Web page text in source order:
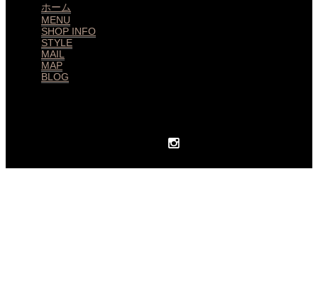
ホーム
MENU
SHOP INFO
STYLE
MAIL
MAP
BLOG